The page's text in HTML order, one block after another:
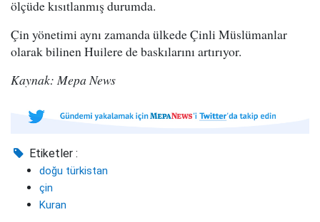
ölçüde kısıtlanmış durumda.
Çin yönetimi aynı zamanda ülkede Çinli Müslümanlar
olarak bilinen Huilere de baskılarını artırıyor.
Kaynak: Mepa News
Etiketler :
doğu türkistan
çin
Kuran